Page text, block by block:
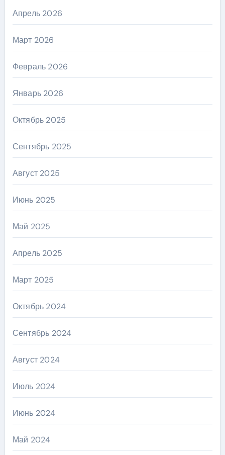
Апрель 2026
Март 2026
Февраль 2026
Январь 2026
Октябрь 2025
Сентябрь 2025
Август 2025
Июнь 2025
Май 2025
Апрель 2025
Март 2025
Октябрь 2024
Сентябрь 2024
Август 2024
Июль 2024
Июнь 2024
Май 2024